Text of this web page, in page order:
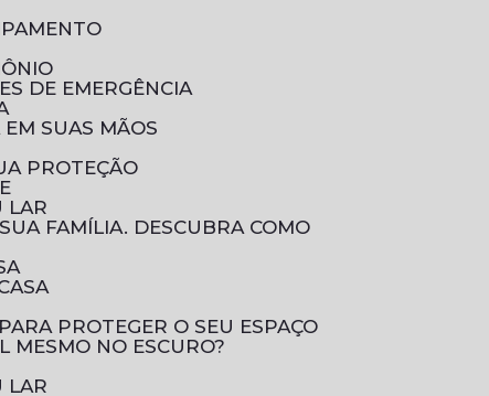
DE EMERGÊNCIA
EM SUAS MÃOS
PROTEÇÃO
LAR
PROTEGER O SEU ESPAÇO
MESMO NO ESCURO?
LAR